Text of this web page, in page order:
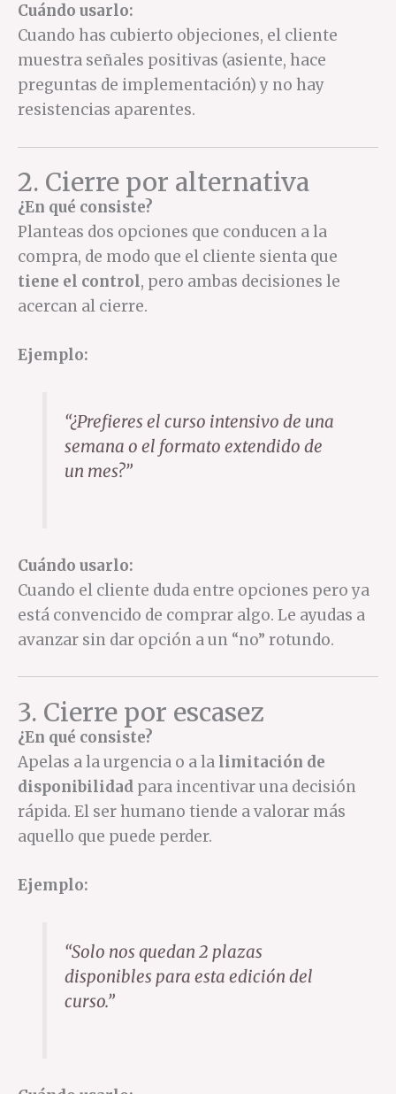
Cuándo usarlo:
Cuando has cubierto objeciones, el cliente
muestra señales positivas (asiente, hace
preguntas de implementación) y no hay
resistencias aparentes.
2. Cierre por alternativa
¿En qué consiste?
Planteas dos opciones que conducen a la
compra, de modo que el cliente sienta que
tiene el control, pero ambas decisiones le
acercan al cierre.
Ejemplo:
“¿Prefieres el curso intensivo de una
semana o el formato extendido de
un mes?”
Cuándo usarlo:
Cuando el cliente duda entre opciones pero ya
está convencido de comprar algo. Le ayudas a
avanzar sin dar opción a un “no” rotundo.
3. Cierre por escasez
¿En qué consiste?
Apelas a la urgencia o a la limitación de
disponibilidad para incentivar una decisión
rápida. El ser humano tiende a valorar más
aquello que puede perder.
Ejemplo:
“Solo nos quedan 2 plazas
disponibles para esta edición del
curso.”